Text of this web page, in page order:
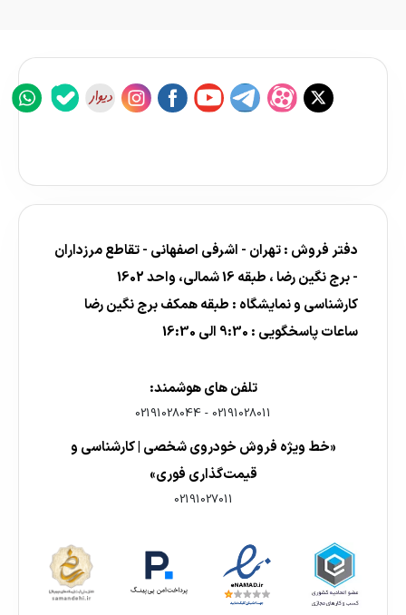
دفتر فروش : تهران - اشرفی اصفهانی - تقاطع مرزداران
- برج نگین رضا ، طبقه 16 شمالی، واحد 1602
کارشناسی و نمایشگاه : طبقه همکف برج نگین رضا
ساعات پاسخگویی : 9:30 الی 16:30
تلفن های هوشمند:
02191028011
-
02191028044
«خط ویژه فروش خودروی شخصی | کارشناسی و
قیمت‌گذاری فوری»
02191027011